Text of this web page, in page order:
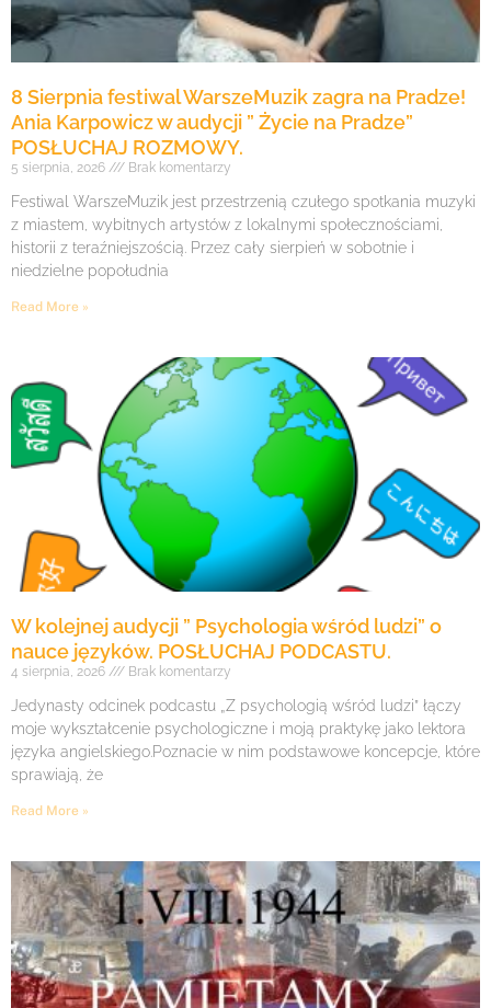
8 Sierpnia festiwal WarszeMuzik zagra na Pradze!
Ania Karpowicz w audycji ” Życie na Pradze”
POSŁUCHAJ ROZMOWY.
5 sierpnia, 2026 Brak komentarzy
Festiwal WarszeMuzik jest przestrzenią czułego spotkania muzyki
z miastem, wybitnych artystów z lokalnymi społecznościami,
historii z teraźniejszością. Przez cały sierpień w sobotnie i
niedzielne popołudnia
Read More »
W kolejnej audycji ” Psychologia wśród ludzi” o
nauce języków. POSŁUCHAJ PODCASTU.
4 sierpnia, 2026 Brak komentarzy
Jedynasty odcinek podcastu „Z psychologią wśród ludzi” łączy
moje wykształcenie psychologiczne i moją praktykę jako lektora
języka angielskiego.Poznacie w nim podstawowe koncepcje, które
sprawiają, że
Read More »